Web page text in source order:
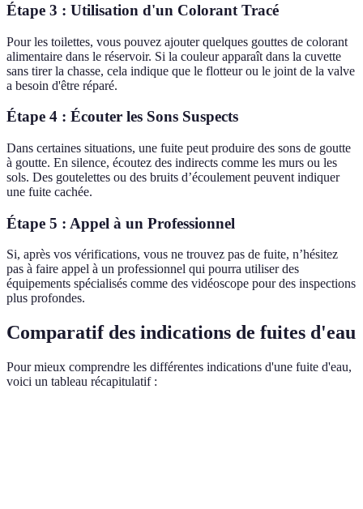
Étape 3 : Utilisation d'un Colorant Tracé
Pour les toilettes, vous pouvez ajouter quelques gouttes de colorant
alimentaire dans le réservoir. Si la couleur apparaît dans la cuvette
sans tirer la chasse, cela indique que le flotteur ou le joint de la valve
a besoin d'être réparé.
Étape 4 : Écouter les Sons Suspects
Dans certaines situations, une fuite peut produire des sons de goutte
à goutte. En silence, écoutez des indirects comme les murs ou les
sols. Des goutelettes ou des bruits d’écoulement peuvent indiquer
une fuite cachée.
Étape 5 : Appel à un Professionnel
Si, après vos vérifications, vous ne trouvez pas de fuite, n’hésitez
pas à faire appel à un professionnel qui pourra utiliser des
équipements spécialisés comme des vidéoscope pour des inspections
plus profondes.
Comparatif des indications de fuites d'eau
Pour mieux comprendre les différentes indications d'une fuite d'eau,
voici un tableau récapitulatif :